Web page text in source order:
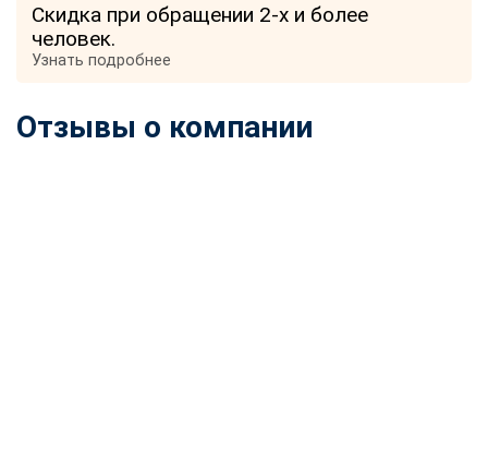
Скидка при обращении 2-х и более
человек.
Узнать подробнее
Отзывы о компании